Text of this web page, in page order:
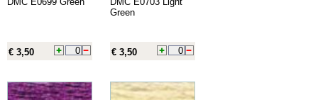
€ 3,50
Green
€ 3,50